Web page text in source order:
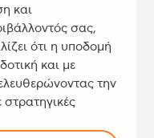
και
σας,
ότι η υποδομή
και με
την